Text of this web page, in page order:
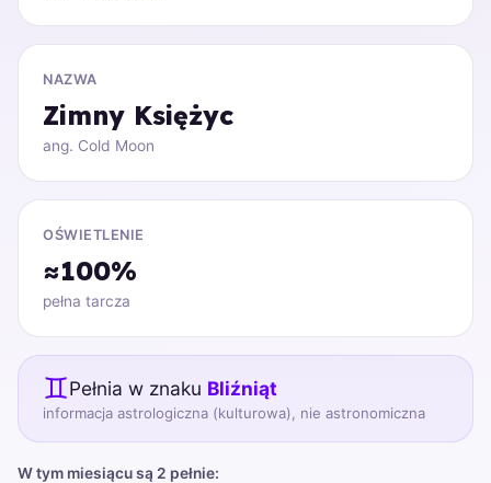
NAZWA
Zimny Księżyc
ang. Cold Moon
OŚWIETLENIE
≈100%
pełna tarcza
♊Pełnia w znaku Bliźniąt
informacja astrologiczna (kulturowa), nie astronomiczna
W tym miesiącu są 2 pełnie: